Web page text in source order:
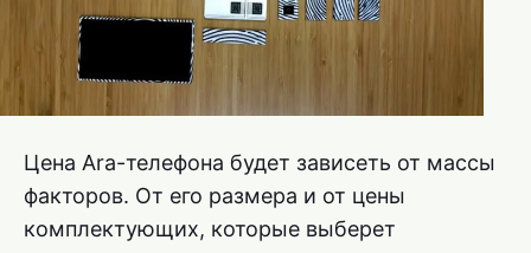
Цена Ara-телефона будет зависеть от массы
факторов. От его размера и от цены
комплектующих, которые выберет